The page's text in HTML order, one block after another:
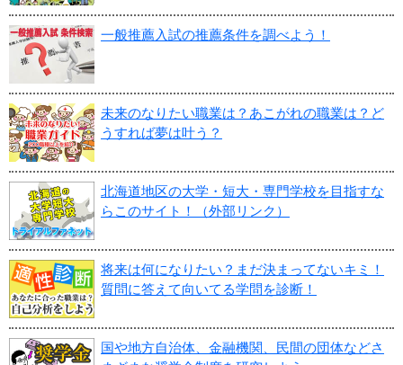
一般推薦入試の推薦条件を調べよう！
未来のなりたい職業は？あこがれの職業は？ど
うすれば夢は叶う？
北海道地区の大学・短大・専門学校を目指すな
らこのサイト！（外部リンク）
将来は何になりたい？まだ決まってないキミ！
質問に答えて向いてる学問を診断！
国や地方自治体、金融機関、民間の団体などさ